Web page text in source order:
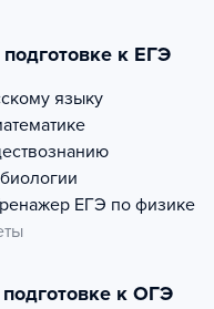
к ЕГЭ
языку
ЕГЭ по физике
к ОГЭ